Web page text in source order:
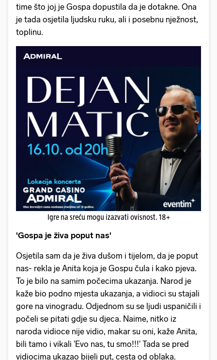
time što joj je Gospa dopustila da je dotakne. Ona
je tada osjetila ljudsku ruku, ali i posebnu nježnost,
toplinu.
Igre na sreću mogu izazvati ovisnost. 18+
'Gospa je živa poput nas'
Osjetila sam da je živa dušom i tijelom, da je poput
nas- rekla je Anita koja je Gospu čula i kako pjeva.
To je bilo na samim počecima ukazanja. Narod je
kaže bio podno mjesta ukazanja, a vidioci su stajali
gore na vinogradu. Odjednom su se ljudi uspaničili i
počeli se pitati gdje su djeca. Naime, nitko iz
naroda vidioce nije vidio, makar su oni, kaže Anita,
bili tamo i vikali 'Evo nas, tu smo!!!' Tada se pred
vidiocima ukazao bijeli put, cesta od oblaka.